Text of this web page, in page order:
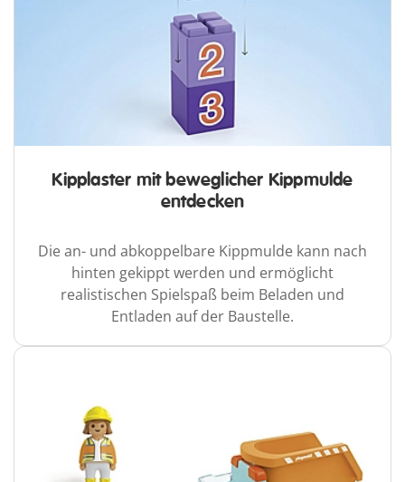
Kipplaster mit beweglicher Kippmulde
entdecken
Die an- und abkoppelbare Kippmulde kann nach
hinten gekippt werden und ermöglicht
realistischen Spielspaß beim Beladen und
Entladen auf der Baustelle.